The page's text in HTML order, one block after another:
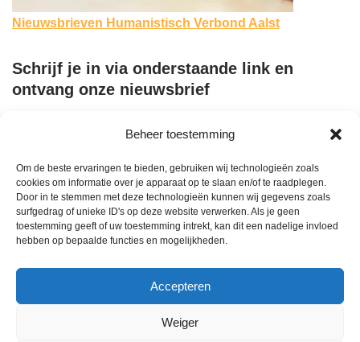
Beheer toestemming
Om de beste ervaringen te bieden, gebruiken wij technologieën zoals
cookies om informatie over je apparaat op te slaan en/of te raadplegen.
Door in te stemmen met deze technologieën kunnen wij gegevens zoals
surfgedrag of unieke ID's op deze website verwerken. Als je geen
toestemming geeft of uw toestemming intrekt, kan dit een nadelige invloed
hebben op bepaalde functies en mogelijkheden.
Accepteren
Weiger
Nieuwsbrieven Humanistisch Verbond Aalst
Schrijf je in via onderstaande link en
ontvang onze nieuwsbrief
Naam
Email Address*